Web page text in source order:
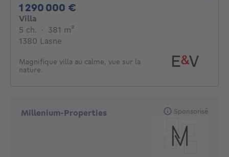
1 290 000 €
Villa
5 ch. 5 chambres
· 381 m²
1380 Lasne
Magnifique villa au calme, vue sur la
nature.
Millenium-Properties Sponsorisé